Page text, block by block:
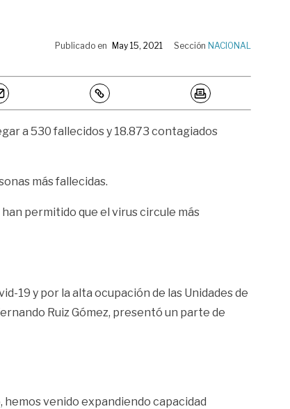
Publicado en May 15, 2021 Sección NACIONAL
a 530 fallecidos y 18.873 contagiados
más fallecidas.
permitido que el virus circule más
19 y por la alta ocupación de las Unidades de
Ruiz Gómez, presentó un parte de
hemos venido expandiendo capacidad